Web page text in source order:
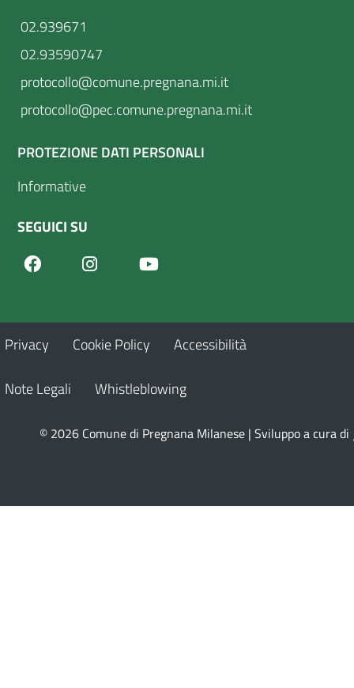
02.939671
02.93590747
protocollo@comune.pregnana.mi.it
protocollo@pec.comune.pregnana.mi.it
PROTEZIONE DATI PERSONALI
Informative
SEGUICI SU
FacebookInstagram
Privacy Cookie Policy Accessibilità
Note Legali Whistleblowing
© 2026 Comune di Pregnana Milanese | Sviluppo a cura di